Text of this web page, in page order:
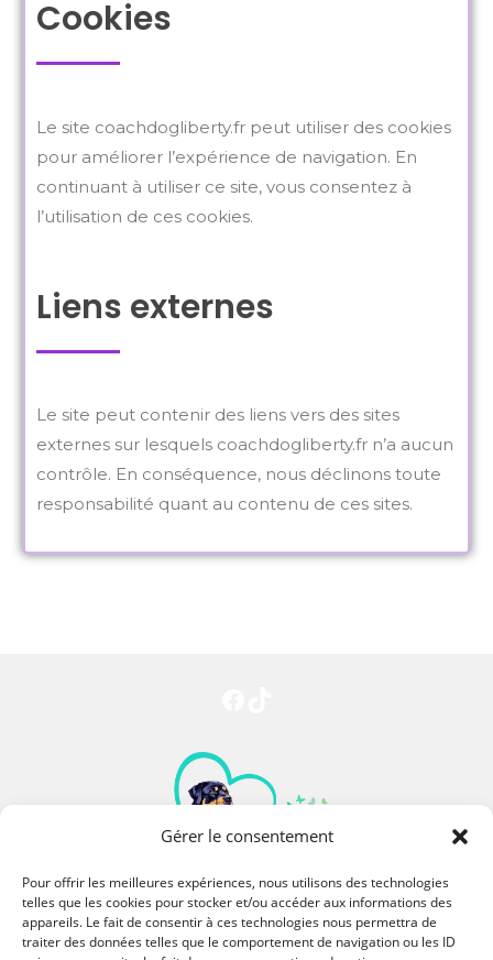
Gérer le consentement
Pour offrir les meilleures expériences, nous utilisons des technologies
telles que les cookies pour stocker et/ou accéder aux informations des
appareils. Le fait de consentir à ces technologies nous permettra de
traiter des données telles que le comportement de navigation ou les ID
Cookies
Le site coachdogliberty.fr peut utiliser des cookies
pour améliorer l’expérience de navigation. En
continuant à utiliser ce site, vous consentez à
l’utilisation de ces cookies.
Liens externes
Le site peut contenir des liens vers des sites
externes sur lesquels coachdogliberty.fr n’a aucun
contrôle. En conséquence, nous déclinons toute
responsabilité quant au contenu de ces sites.
06 73 64 95 04